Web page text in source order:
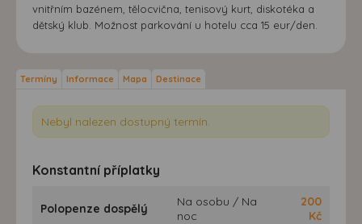
vnitřním bazénem, tělocvična, tenisový kurt, diskotéka a
dětský klub. Možnost parkování u hotelu cca 15 eur/den.
Termíny Informace Mapa Destinace
Nebyl nalezen dostupný termín.
Konstantní příplatky
Polopenze dospělý
Na osobu / Na
noc
200
Kč